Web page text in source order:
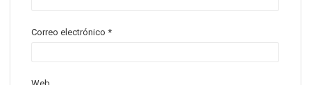
Correo electrónico *